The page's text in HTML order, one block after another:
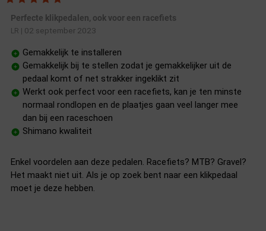
Perfecte klikpedalen, ook voor een racefiets
LR | 02 september 2023
Gemakkelijk te installeren
Gemakkelijk bij te stellen zodat je gemakkelijker uit de
pedaal komt of net strakker ingeklikt zit
Werkt ook perfect voor een racefiets, kan je ten minste
normaal rondlopen en de plaatjes gaan veel langer mee
dan bij een raceschoen
Shimano kwaliteit
Enkel voordelen aan deze pedalen. Racefiets? MTB? Gravel?
Het maakt niet uit. Als je op zoek bent naar een klikpedaal
moet je deze hebben.